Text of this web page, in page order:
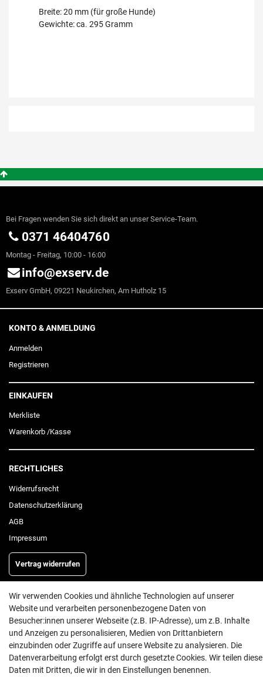
Breite: 20 mm (für große Hunde)
Gewichte: ca. 295 Gramm
Bei Fragen wenden Sie sich direkt an unser Service-Team.
0371 46404760
Montag - Freitag, 10:00 - 16:00
info@exserv.de
Exserv GmbH, 09221 Neukirchen, Am Hutholz 15
KONTO & ANMELDUNG
Anmelden
Registrieren
EINKAUFEN
Merkliste
Warenkorb /Kasse
RECHTLICHES
Widerrufs­recht
Daten­schutz­erklärung
AGB
Impressum
Vertrag widerrufen
INFORMATIONEN
Batterieentsorgung
Hilfe
Versand
Zahlungsarten
Wir verwenden Cookies und ähnliche Technologien auf unserer
Website und verarbeiten personenbezogene Daten von
Besucher:innen unserer Webseite (z.B. IP-Adresse), um z.B. Inhalte
und Anzeigen zu personalisieren, Medien von Drittanbietern
einzubinden oder Zugriffe auf unsere Website zu analysieren. Die
Datenverarbeitung erfolgt erst durch gesetzte Cookies. Wir teilen diese
Daten mit Dritten, die wir in den Einstellungen benennen.